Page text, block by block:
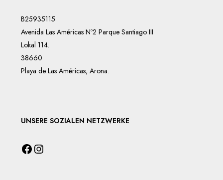
B25935115
Avenida Las Américas Nº2 Parque Santiago III
Lokal 114.
38660
Playa de Las Américas, Arona.
UNSERE SOZIALEN NETZWERKE